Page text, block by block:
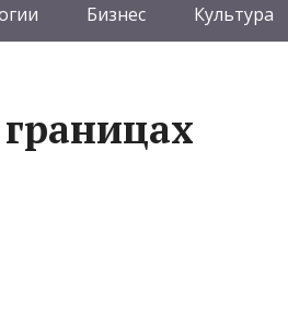
Бизнес Культура